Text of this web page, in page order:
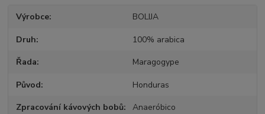
Výrobce BOLIJA
Druh 100% arabica
Řada Maragogype
Původ Honduras
Zpracování kávových bobů Anaeróbico